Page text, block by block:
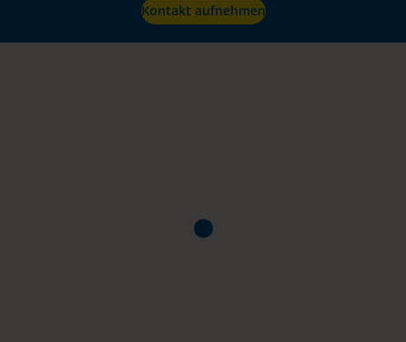
Kontakt aufnehmen